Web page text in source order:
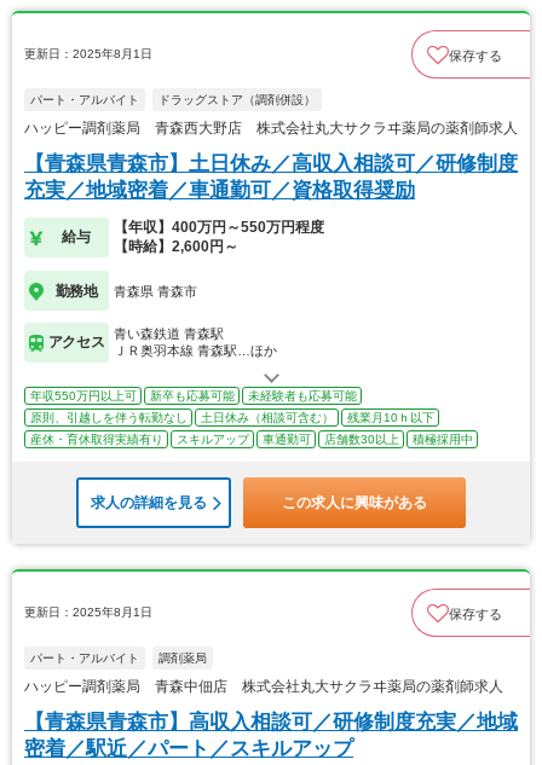
更新日：2025年8月1日 保存する
パート・アルバイト ドラッグストア（調剤併設）
ハッピー調剤薬局 青森西大野店 株式会社丸大サクラヰ薬局の薬剤師求人
【青森県青森市】土日休み／高収入相談可／研修制度
充実／地域密着／車通勤可／資格取得奨励
給与
【年収】400万円～550万円程度
【時給】2,600円～
勤務地 青森県 青森市
アクセス
青い森鉄道 青森駅
ＪＲ奥羽本線 青森駅…ほか
年収550万円以上可 新卒も応募可能
未経験者も応募可能
原則、引越しを伴う転勤なし
土日休み（相談可含む）
残業月10ｈ以下
産休・育休取得実績有り
スキルアップ 車通勤可 店舗数30以上 積極採用中
求人の詳細を見る この求人に興味がある
更新日：2025年8月1日 保存する
パート・アルバイト 調剤薬局
ハッピー調剤薬局 青森中佃店 株式会社丸大サクラヰ薬局の薬剤師求人
【青森県青森市】高収入相談可／研修制度充実／地域
密着／駅近／パート／スキルアップ